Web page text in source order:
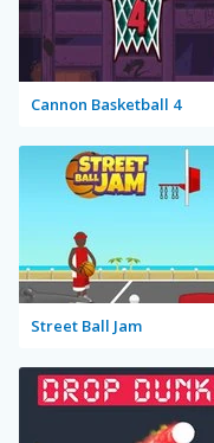
Cannon Basketball 4
Street Ball Jam